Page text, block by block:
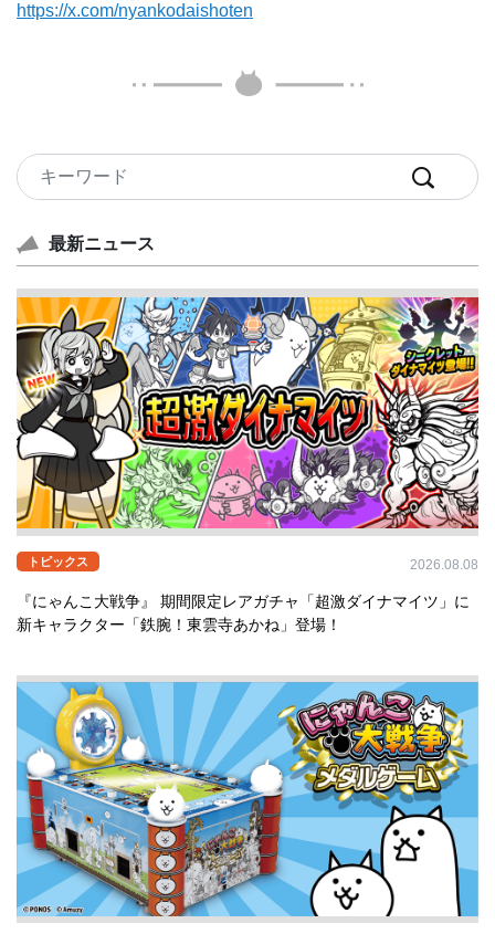
https://x.com/nyankodaishoten
最新ニュース
トピックス 2026.08.08
『にゃんこ大戦争』 期間限定レアガチャ「超激ダイナマイツ」に
新キャラクター「鉄腕！東雲寺あかね」登場！